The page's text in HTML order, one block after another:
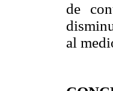
de
al